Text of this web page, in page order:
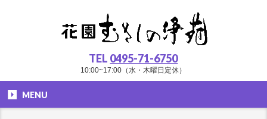
TEL 0495-71-6750
10:00~17:00（水・木曜日定休）
MENU